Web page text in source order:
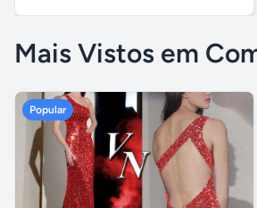
Mais Vistos em
Popular